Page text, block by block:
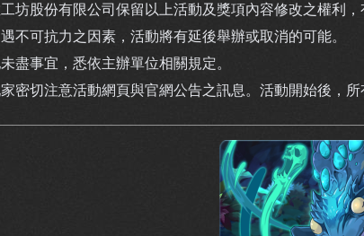
坊股份有限公司保留以上活動及獎項內容修改之權利
不可抗力之因素，活動將有延後舉辦或取消的可能。
盡事宜，悉依主辦單位相關規定。
密切注意活動網頁與官網公告之訊息。活動開始後，